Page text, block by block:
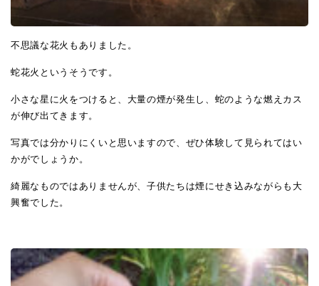
不思議な花火もありました。
蛇花火というそうです。
小さな星に火をつけると、大量の煙が発生し、蛇のような燃えカス
が伸び出てきます。
写真では分かりにくいと思いますので、ぜひ体験して見られてはい
かがでしょうか。
綺麗なものではありませんが、子供たちは煙にせき込みながらも大
興奮でした。